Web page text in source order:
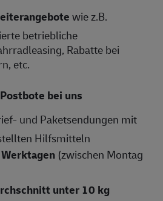
wie z.B.
betriebliche
Rabatte bei
etc.
bei uns
und Paketsendungen mit
Hilfsmitteln
(zwischen Montag
unter 10 kg